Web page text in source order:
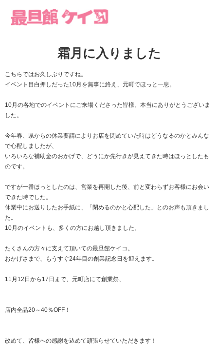
霜月に入りました
こちらではお久しぶりですね。
イベント目白押しだった10月を無事に終え、元町でほっと一息。
10月の各地でのイベントにご来場くださった皆様、本当にありがとうございま
した。
今年春、県からの休業要請によりお店を閉めていた時はどうなるのかとみんな
で心配しましたが、
いろいろな補助金のおかげで、どうにか先行きが見えてきた時はほっとしたも
のです。
ですが一番ほっとしたのは、営業を再開した後、前と変わらずお客様にお会い
できた時でした。
休業中にお送りしたお手紙に、「閉めるのかと心配した」とのお声も頂きまし
た。
10月のイベントも、多くの方にお越し頂きました。
たくさんの方々に支えて頂いての最旦館ケイコ。
おかげさまで、もうすぐ24年目の創業記念日を迎えます。
11月12日から17日まで、元町店にて創業祭、
店内全品20～40％OFF！
改めて、皆様への感謝を込めて頑張らせていただきます！